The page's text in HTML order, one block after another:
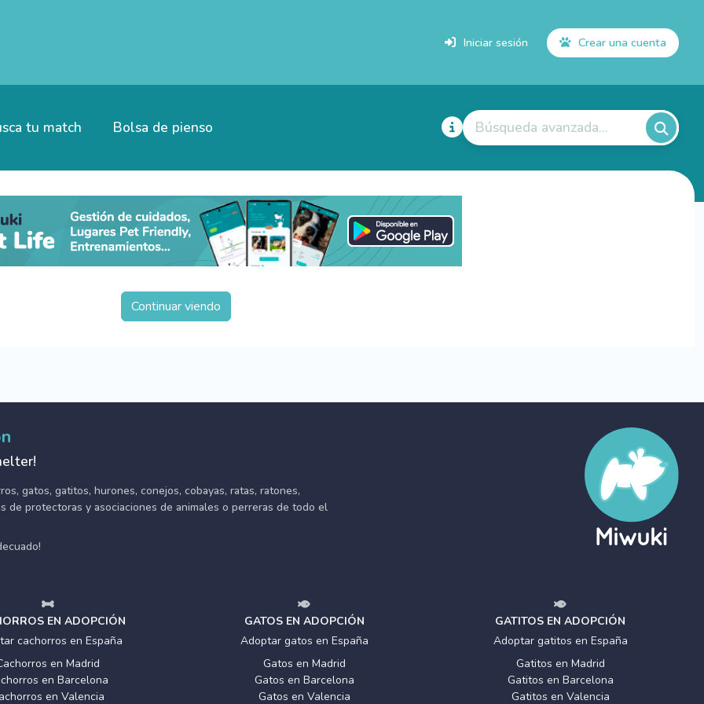
Iniciar sesión Crear una cuenta
tu match Bolsa de pienso Búsqueda avanzada...
Continuar viendo
gatos, gatitos, hurones, conejos, cobayas, ratas, ratones,
de protectoras y asociaciones de animales o perreras de todo el
EN ADOPCIÓN
cachorros en España
en Madrid
en Barcelona
en Valencia
GATOS EN ADOPCIÓN
Adoptar gatos en España
Gatos en Madrid
Gatos en Barcelona
Gatos en Valencia
GATITOS EN ADOPCIÓN
Adoptar gatitos en España
Gatitos en Madrid
Gatitos en Barcelona
Gatitos en Valencia